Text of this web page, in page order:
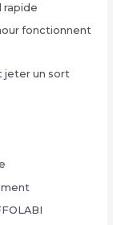
rapide
fonctionnent
jeter un sort